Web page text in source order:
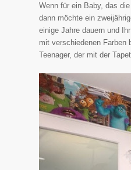
Wenn für ein Baby, das
dann möchte ein
einige Jahre dauern und
mit verschiedenen Farben
Teenager, der mit der